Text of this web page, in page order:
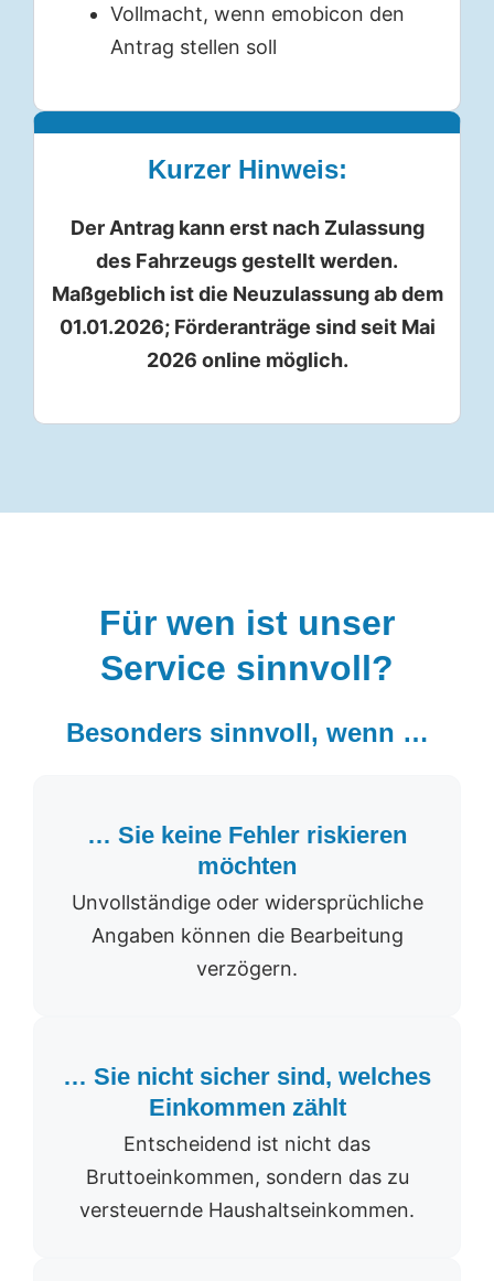
Vollmacht, wenn emobicon den
Antrag stellen soll
Kurzer Hinweis:
Der Antrag kann erst nach Zulassung
des Fahrzeugs gestellt werden.
Maßgeblich ist die Neuzulassung ab dem
01.01.2026; Förderanträge sind seit Mai
2026 online möglich.
Für wen ist unser
Service sinnvoll?
Besonders sinnvoll, wenn …
… Sie keine Fehler riskieren
möchten
Unvollständige oder widersprüchliche
Angaben können die Bearbeitung
verzögern.
… Sie nicht sicher sind, welches
Einkommen zählt
Entscheidend ist nicht das
Bruttoeinkommen, sondern das zu
versteuernde Haushaltseinkommen.